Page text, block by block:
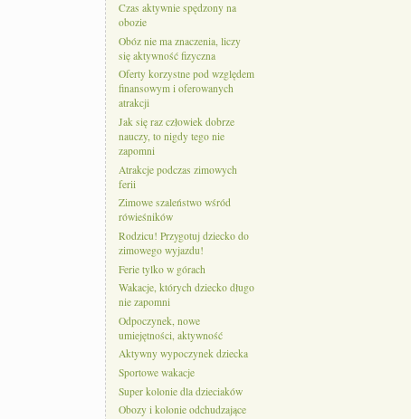
Czas aktywnie spędzony na
obozie
Obóz nie ma znaczenia, liczy
się aktywność fizyczna
Oferty korzystne pod względem
finansowym i oferowanych
atrakcji
Jak się raz człowiek dobrze
nauczy, to nigdy tego nie
zapomni
Atrakcje podczas zimowych
ferii
Zimowe szaleństwo wśród
rówieśników
Rodzicu! Przygotuj dziecko do
zimowego wyjazdu!
Ferie tylko w górach
Wakacje, których dziecko długo
nie zapomni
Odpoczynek, nowe
umiejętności, aktywność
Aktywny wypoczynek dziecka
Sportowe wakacje
Super kolonie dla dzieciaków
Obozy i kolonie odchudzające